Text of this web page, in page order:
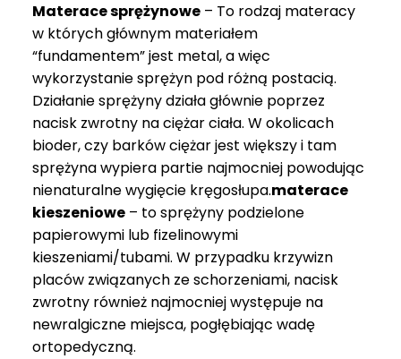
749 zł
Materace sprężynowe – To rodzaj materacy
w których głównym materiałem
“fundamentem” jest metal, a więc
wykorzystanie sprężyn pod różną postacią.
Działanie sprężyny działa głównie poprzez
nacisk zwrotny na ciężar ciała. W okolicach
bioder, czy barków ciężar jest większy i tam
sprężyna wypiera partie najmocniej powodując
nienaturalne wygięcie kręgosłupa.materace
kieszeniowe – to sprężyny podzielone
papierowymi lub fizelinowymi
kieszeniami/tubami. W przypadku krzywizn
placów związanych ze schorzeniami, nacisk
zwrotny również najmocniej występuje na
newralgiczne miejsca, pogłębiając wadę
ortopedyczną.